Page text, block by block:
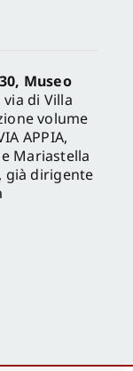
Museo
di Villa
volume
APPIA,
Mariastella
già dirigente